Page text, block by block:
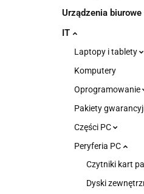
Urządzenia biurowe
IT
Laptopy i tablety
Komputery
Oprogramowanie
Pakiety
Części PC
Peryferia PC
Czytniki kart
Dyski